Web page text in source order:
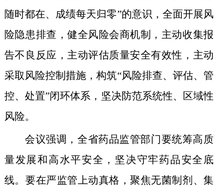
随时都在、成绩每天归零”的意识，全面开展风
险隐患排查，健全风险会商机制，主动收集报
告不良反应，主动评估质量安全有效性，主动
采取风险控制措施，构筑“风险排查、评估、管
控、处置”闭环体系 ，坚决防范系统性、区域性
风险。
会议强调， 全省药品监管部门要统筹高质
量发展和高水平安全，坚决守牢药品安全底
线。要在严监管上动真格 ，聚焦无菌制剂、集